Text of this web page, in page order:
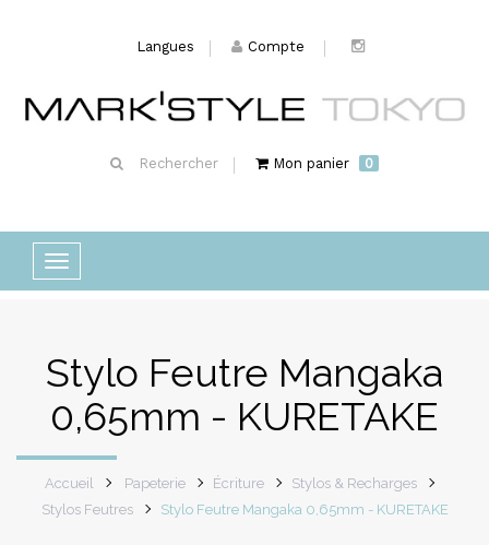
Langues Compte
Rechercher Mon panier 0
Basculer
la
Stylo Feutre Mangaka
0,65mm - KURETAKE
Accueil Papeterie Écriture
Stylos & Recharges
Stylos Feutres
Stylo Feutre Mangaka 0,65mm - KURETAKE